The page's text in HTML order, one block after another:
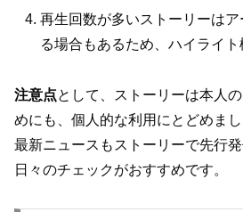
再生回数が多いストーリーは
る場合もあるため、ハイライ
注意点として、ストーリーは本人
めにも、個人的な利用にとどめま
最新ニュースもストーリーで先行
日々のチェックがおすすめです。